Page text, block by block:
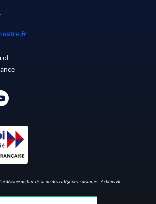
délivrée au titre de la ou des catégories suivantes : Actions de